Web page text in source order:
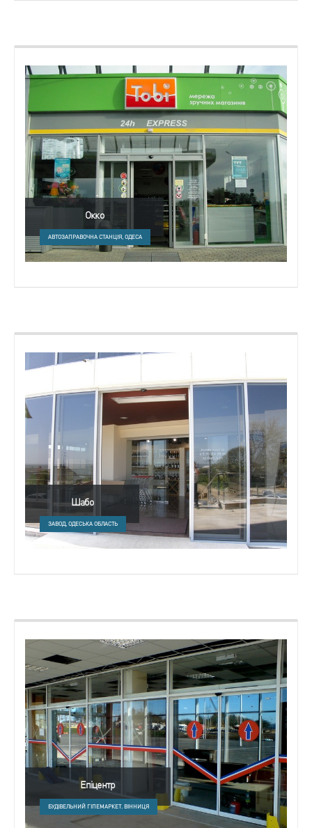
Окко
АВТОЗАПРАВОЧНА СТАНЦІЯ, ОДЕСА
Шабо
ЗАВОД, ОДЕСЬКА ОБЛАСТЬ
Епіцентр
БУДІВЕЛЬНИЙ ГІПЕМАРКЕТ. ВІННИЦЯ